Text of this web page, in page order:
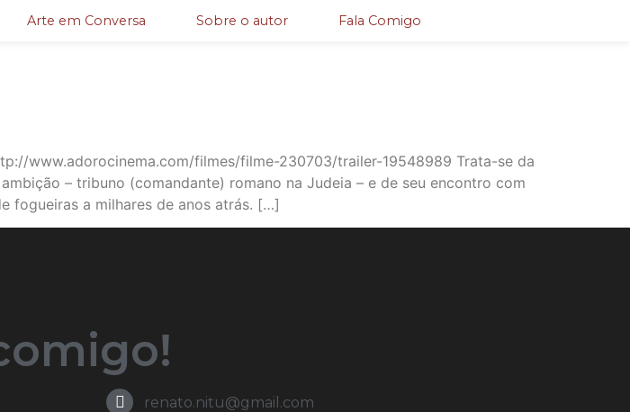
Arte em Conversa Sobre o autor Fala Comigo
www.adorocinema.com/filmes/filme-230703/trailer-19548989 Trata-se da
– tribuno (comandante) romano na Judeia – e de seu encontro com
fogueiras a milhares de anos atrás. […]
renato.nitu@gmail.com